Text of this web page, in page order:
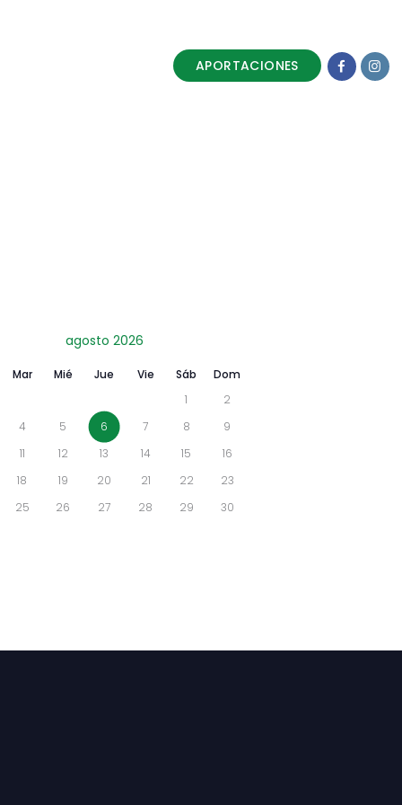
APORTACIONES
agosto 2026
Mar Mié Jue Vie Sáb
Dom
1
2
4 5 6 7 8
9
11 12 13 14 15
16
18 19 20 21 22
23
25 26 27 28 29
30